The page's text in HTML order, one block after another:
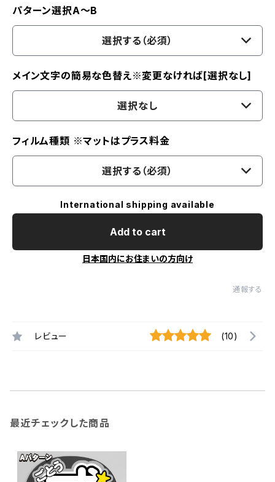
パターン選択A～B
選択する（必須）
メイン文字の簡易な色替え※変更なければ[選択なし]
選択なし
フィルム種類 ※マットはプラス料金
選択する（必須）
International shipping available
Add to cart
日本国内にお住まいの方向け
通報する
レビュー (10)
最近チェックした商品